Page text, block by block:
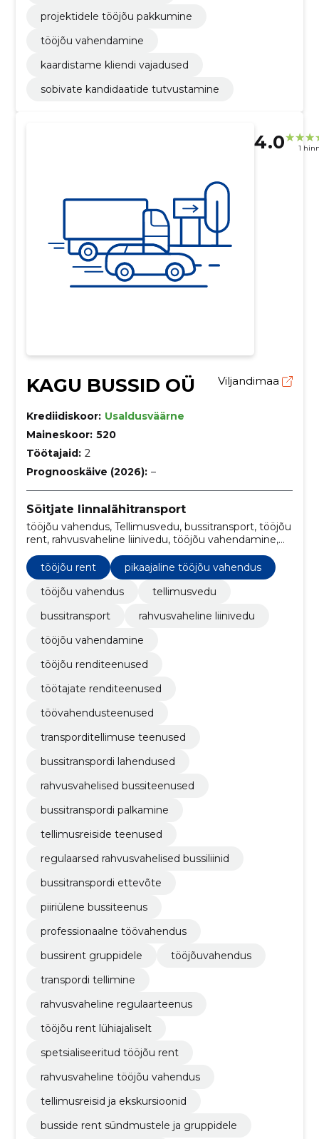
projektidele tööjõu pakkumine
tööjõu vahendamine
kaardistame kliendi vajadused
sobivate kandidaatide tutvustamine
4.0 1
KAGU BUSSID OÜ Viljandimaa
Krediidiskoor: Usaldusväärne
Maineskoor: 520
Töötajaid: 2
Prognooskäive (2026): –
Sõitjate linnalähitransport
tööjõu vahendus, Tellimusvedu, bussitransport, tööjõu
rent, rahvusvaheline liinivedu, tööjõu vahendamine,
tööjõu renditeenused, töötajate renditeenused,
töövahendusteenused, transporditellimuse teenused
tööjõu rent
pikaajaline tööjõu vahendus
tööjõu vahendus
tellimusvedu
bussitransport
rahvusvaheline liinivedu
tööjõu vahendamine
tööjõu renditeenused
töötajate renditeenused
töövahendusteenused
transporditellimuse teenused
bussitranspordi lahendused
rahvusvahelised bussiteenused
bussitranspordi palkamine
tellimusreiside teenused
regulaarsed rahvusvahelised bussiliinid
bussitranspordi ettevõte
piiriülene bussiteenus
professionaalne töövahendus
bussirent gruppidele
tööjõuvahendus
transpordi tellimine
rahvusvaheline regulaarteenus
tööjõu rent lühiajaliselt
spetsialiseeritud tööjõu rent
rahvusvaheline tööjõu vahendus
tellimusreisid ja ekskursioonid
busside rent sündmustele ja gruppidele